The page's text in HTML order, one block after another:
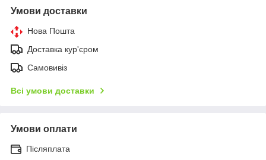
Умови доставки
Нова Пошта
Доставка кур'єром
Самовивіз
Всі умови доставки
Умови оплати
Післяплата